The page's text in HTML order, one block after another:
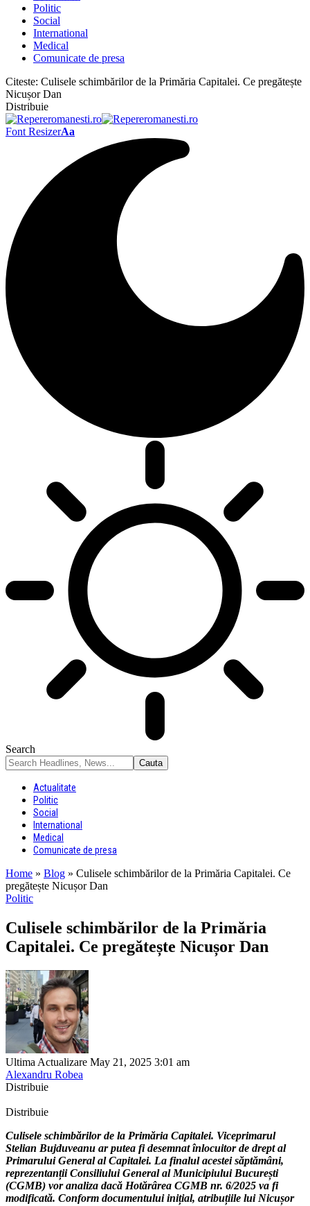
Politic
Social
International
Medical
Comunicate de presa
Citeste: Culisele schimbărilor de la Primăria Capitalei. Ce pregătește
Nicușor Dan
Distribuie
Font ResizerAa
Search
Actualitate
Politic
Social
International
Medical
Comunicate de presa
Home » Blog » Culisele schimbărilor de la Primăria Capitalei. Ce
pregătește Nicușor Dan
Politic
Culisele schimbărilor de la Primăria
Capitalei. Ce pregătește Nicușor Dan
Ultima Actualizare May 21, 2025 3:01 am
Alexandru Robea
Distribuie
Distribuie
Culisele schimbărilor de la Primăria Capitalei. Viceprimarul
Stelian Bujduveanu ar putea fi desemnat înlocuitor de drept al
Primarului General al Capitalei. La finalul acestei săptămâni,
reprezentanții Consiliului General al Municipiului București
(CGMB) vor analiza dacă Hotărârea CGMB nr. 6/2025 va fi
modificată. Conform documentului inițial, atribuțiile lui Nicușor